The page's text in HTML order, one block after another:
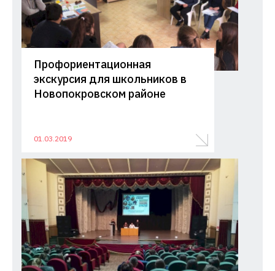
Профориентационная
экскурсия для школьников в
Новопокровском районе
01.03.2019